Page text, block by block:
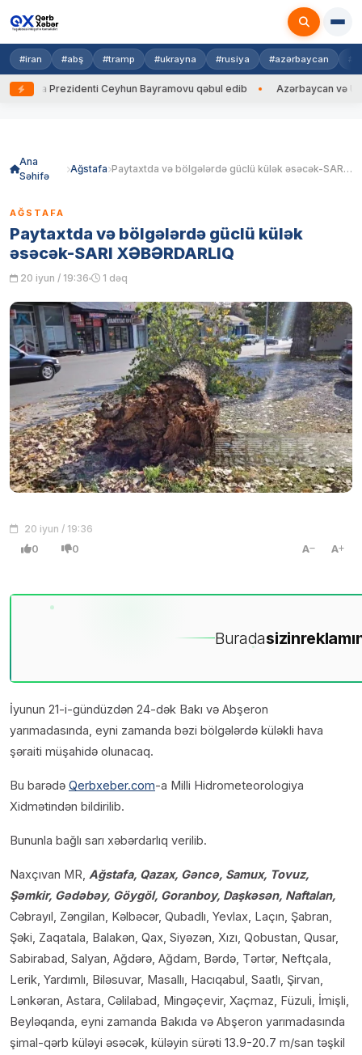
#iran #abş #tramp #ukrayna #rusiya #azərbaycan
Prezidenti Ceyhun Bayramovu qəbul edib Azərbaycan və
Ana
Səhifə
Ağstafa Paytaxtda və bölgələrdə güclü külək əsəcək-SARI XƏBƏRDARLIQ
AĞSTAFA
Paytaxtda və bölgələrdə güclü külək
əsəcək-SARI XƏBƏRDARLIQ
20 iyun / 19:36 1 dəq
20 iyun / 19:36
0 0 A A
Buradasizin
İyunun 21-i-gündüzdən 24-dək Bakı və Abşeron
yarımadasında, eyni zamanda bəzi bölgələrdə küləkli hava
şəraiti müşahidə olunacaq.
Bu barədə Qerbxeber.com-a Milli Hidrometeorologiya
Xidmətindən bildirilib.
Bununla bağlı sarı xəbərdarlıq verilib.
Naxçıvan MR, Ağstafa, Qazax, Gəncə, Samux, Tovuz,
Şəmkir, Gədəbəy, Göygöl, Goranboy, Daşkəsən, Naftalan,
Cəbrayıl, Zəngilan, Kəlbəcər, Qubadlı, Yevlax, Laçın, Şabran,
Şəki, Zaqatala, Balakən, Qax, Siyəzən, Xızı, Qobustan, Qusar,
Sabirabad, Salyan, Ağdərə, Ağdam, Bərdə, Tərtər, Neftçala,
Lerik, Yardımlı, Biləsuvar, Masallı, Hacıqabul, Saatlı, Şirvan,
Lənkəran, Astara, Cəlilabad, Mingəçevir, Xaçmaz, Füzuli, İmişli,
Beyləqanda, eyni zamanda Bakıda və Abşeron yarımadasında
şimal-qərb küləyi əsəcək, küləyin sürəti 13.9-20.7 m/san təşkil